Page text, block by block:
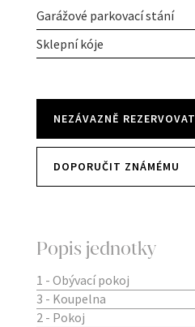
Garážové parkovací stání
Sklepní kóje
NEZÁVAZNĚ REZERVOVAT
DOPORUČIT ZNÁMÉMU
Popis jednotky
1 - Obývací pokoj
3 - Koupelna
2 - Pokoj